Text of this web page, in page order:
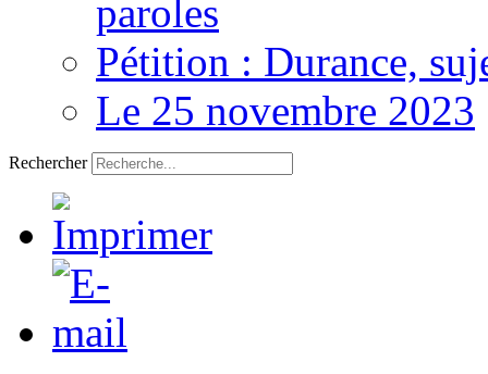
paroles
Pétition : Durance,
Le 25 novembre 2023
Rechercher